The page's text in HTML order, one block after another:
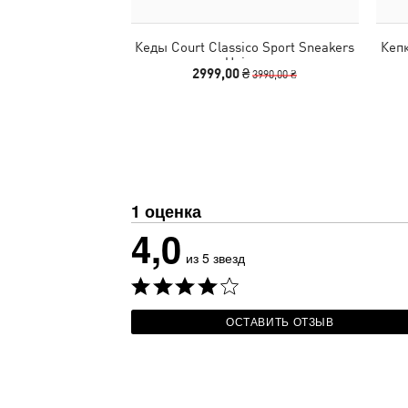
Кеды Court Classico Sport Sneakers
Unisex
2999,00 ₴3990,00 ₴
1 оценка
4,0 из 5 звезд
ОСТАВИТЬ ОТЗЫВ